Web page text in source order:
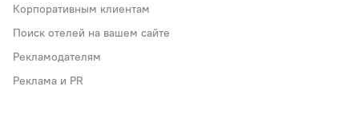
Корпоративным клиентам
Поиск отелей на вашем сайте
Рекламодателям
Реклама и PR